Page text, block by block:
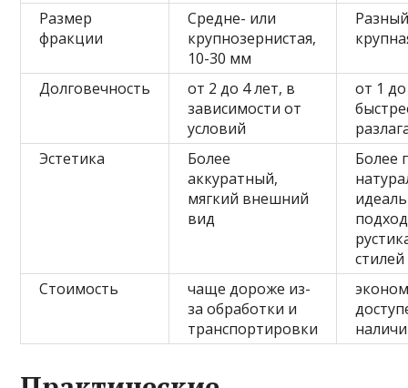
Размер
фракции
Средне- или
крупнозернистая,
10-30 мм
Долговечность
от 2 до 4 лет, в
зависимости от
условий
от 1
Эстетика
Более
аккуратный,
мягкий внешний
вид
Более
стилей
Стоимость
чаще дороже из-
за обработки и
транспортировки